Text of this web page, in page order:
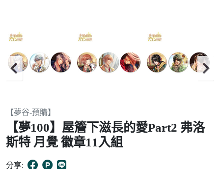
Item
of
20
【夢谷-預購】
【夢100】屋簷下滋長的愛Part2 弗洛
斯特 月覺 徽章11入組
分享: